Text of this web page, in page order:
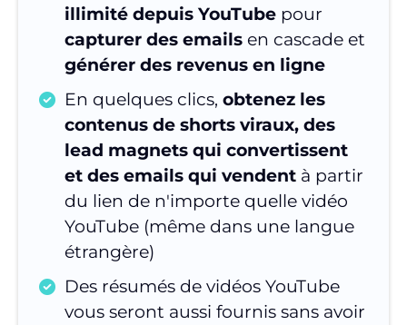
illimité depuis YouTube pour
capturer des emails en cascade et
générer des revenus en ligne
En quelques clics, obtenez les
contenus de shorts viraux, des
lead magnets qui convertissent
et des emails qui vendent à partir
du lien de n'importe quelle vidéo
YouTube (même dans une langue
étrangère)
Des résumés de vidéos YouTube
vous seront aussi fournis sans avoir